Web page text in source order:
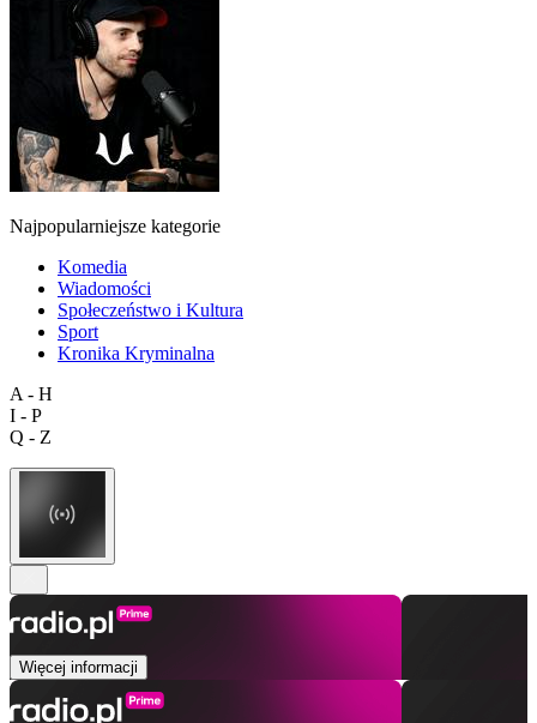
Najpopularniejsze kategorie
Komedia
Wiadomości
Społeczeństwo i Kultura
Sport
Kronika Kryminalna
A - H
I - P
Q - Z
Więcej informacji